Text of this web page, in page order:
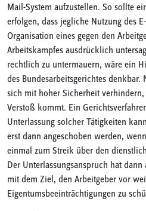
Mail-System aufzustellen. So sollte
erfolgen, dass jegliche Nutzung des
Organisation eines gegen den
Arbeitskampfes ausdrücklich
rechtlich zu untermauern, wäre ein
des Bundesarbeitsgerichtes denkbar.
sich mit hoher Sicherheit verhindern,
Verstoß kommt. Ein
Unterlassung solcher Tätigkeiten
erst dann angeschoben werden,
einmal zum Streik über den
Der Unterlassungsanspruch hat
mit dem Ziel, den Arbeitgeber vor
Eigentumsbeeinträchtigungen zu